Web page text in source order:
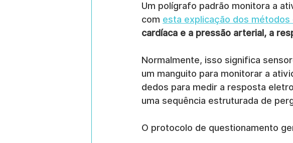
Um polígrafo padrão monitora a
com esta explicação dos
cardíaca e a pressão arterial, a
Normalmente, isso significa
um manguito para monitorar a
dedos para medir a resposta
uma sequência estruturada de
O protocolo de questionamento